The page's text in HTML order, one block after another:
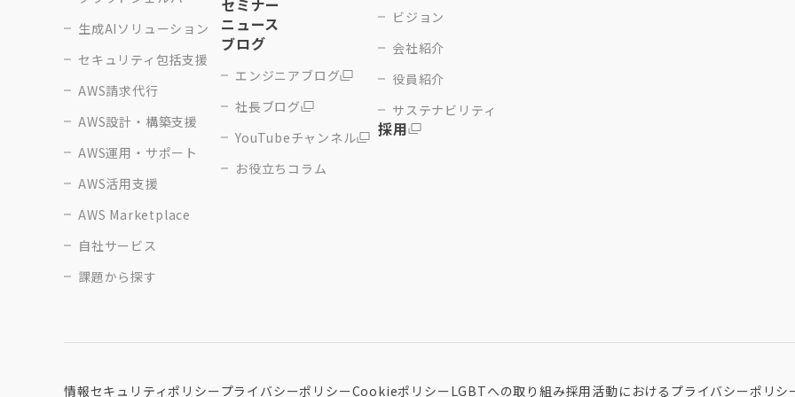
生成AIソリューション
セキュリティ包括支援
AWS請求代行
AWS設計・構築支援
AWS運用・サポート
AWS活用支援
AWS Marketplace
自社サービス
課題から探す
ニュース
ブログ
エンジニアブログ
社長ブログ
YouTubeチャンネル
お役立ちコラム
ビジョン
会社紹介
役員紹介
サステナビリティ
採用
情報セキュリティポリシープライバシーポリシーCookieポリシーLGBTへの取り組み採用活動におけるプライバシーポリシ